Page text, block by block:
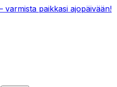
varmista paikkasi ajopäivään!